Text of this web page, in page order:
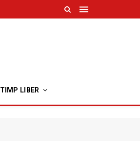
TIMP LIBER